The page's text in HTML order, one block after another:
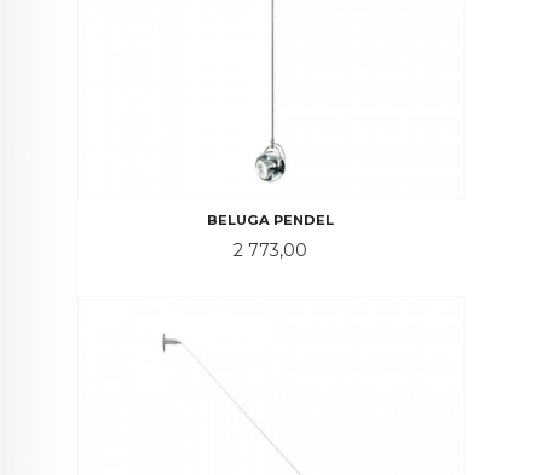
BELUGA PENDEL
Pris
2 773,00